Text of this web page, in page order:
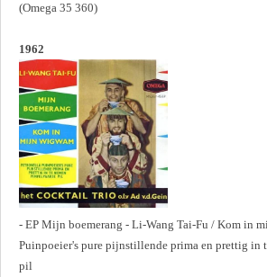
(Omega 35 360)
1962
- EP Mijn boemerang - Li-Wang Tai-Fu / Kom in
Puinpoeier's pure pijnstillende prima en prettig in
pil